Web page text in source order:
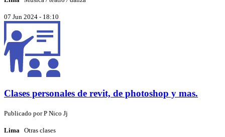
07 Jun 2024 - 18:10
Clases personales de revit, de photoshop y mas.
Publicado porP Nico Jj
Lima Otras clases